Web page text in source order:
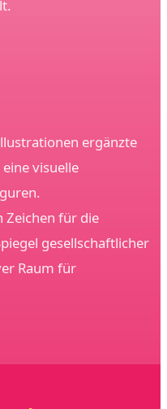
ergänzte
visuelle
Zeichen für die
gesellschaftlicher
Raum für